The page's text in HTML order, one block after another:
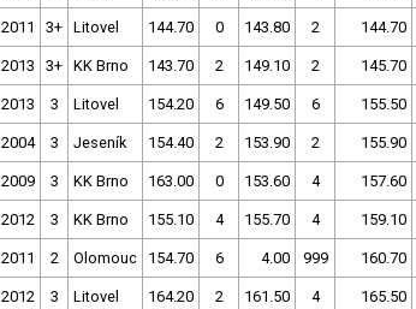
2011 3+ Litovel 144.70 0 143.80 2 144.70
2013 3+ KK Brno 143.70 2 149.10 2 145.70
2013 3 Litovel 154.20 6 149.50 6 155.50
2004 3 Jeseník 154.40 2 153.90 2 155.90
2009 3 KK Brno 163.00 0 153.60 4 157.60
2012 3 KK Brno 155.10 4 155.70 4 159.10
2011 2 Olomouc 154.70 6 4.00 999 160.70
2012 3 Litovel 164.20 2 161.50 4 165.50